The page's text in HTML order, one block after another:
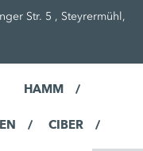
Str. 5 , Steyrermühl,
HAMM
CIBER